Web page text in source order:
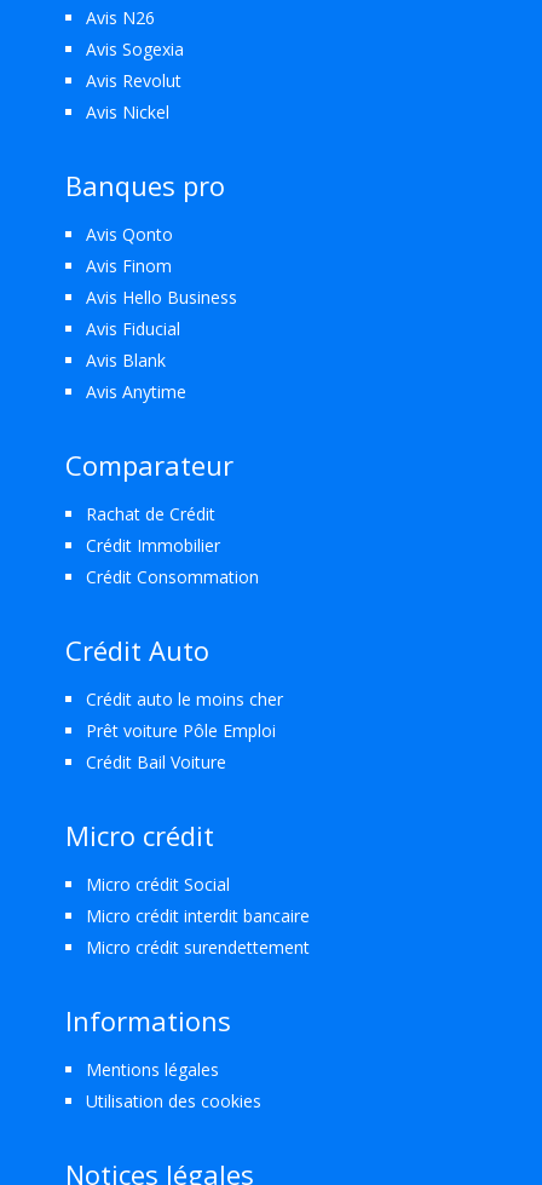
Avis N26
Avis Sogexia
Avis Revolut
Avis Nickel
Banques pro
Avis Qonto
Avis Finom
Avis Hello Business
Avis Fiducial
Avis Blank
Avis Anytime
Comparateur
Rachat de Crédit
Crédit Immobilier
Crédit Consommation
Crédit Auto
Crédit auto le moins cher
Prêt voiture Pôle Emploi
Crédit Bail Voiture
Micro crédit
Micro crédit Social
Micro crédit interdit bancaire
Micro crédit surendettement
Informations
Mentions légales
Utilisation des cookies
Notices légales